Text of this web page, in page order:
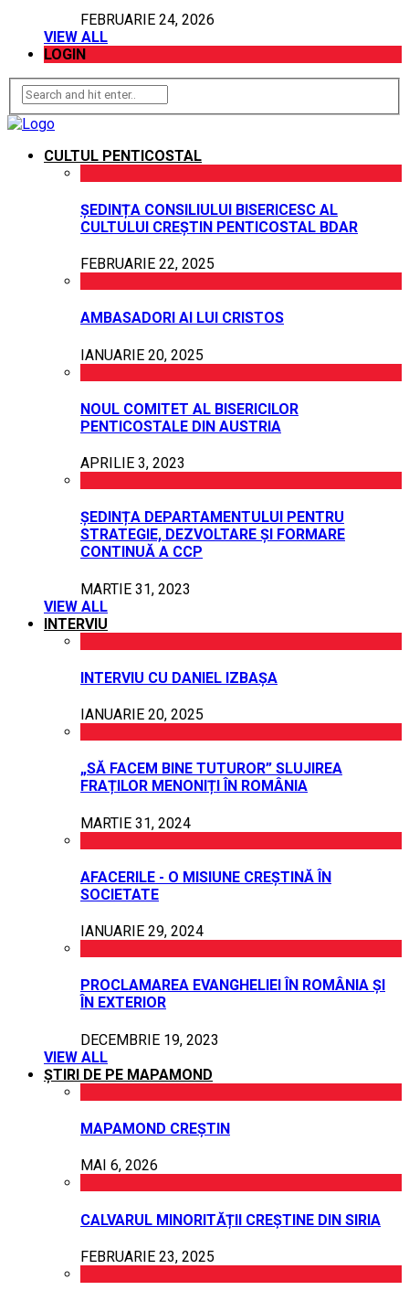
FEBRUARIE 24, 2026
VIEW ALL
LOGIN
CULTUL PENTICOSTAL
ȘEDINȚA CONSILIULUI BISERICESC AL
CULTULUI CREȘTIN PENTICOSTAL BDAR
FEBRUARIE 22, 2025
AMBASADORI AI LUI CRISTOS
IANUARIE 20, 2025
NOUL COMITET AL BISERICILOR
PENTICOSTALE DIN AUSTRIA
APRILIE 3, 2023
ȘEDINȚA DEPARTAMENTULUI PENTRU
STRATEGIE, DEZVOLTARE ȘI FORMARE
CONTINUĂ A CCP
MARTIE 31, 2023
VIEW ALL
INTERVIU
INTERVIU CU DANIEL IZBAȘA
IANUARIE 20, 2025
„SĂ FACEM BINE TUTUROR” SLUJIREA
FRAȚILOR MENONIȚI ÎN ROMÂNIA
MARTIE 31, 2024
AFACERILE - O MISIUNE CREȘTINĂ ÎN
SOCIETATE
IANUARIE 29, 2024
PROCLAMAREA EVANGHELIEI ÎN ROMÂNIA ȘI
ÎN EXTERIOR
DECEMBRIE 19, 2023
VIEW ALL
ȘTIRI DE PE MAPAMOND
MAPAMOND CREȘTIN
MAI 6, 2026
CALVARUL MINORITĂȚII CREȘTINE DIN SIRIA
FEBRUARIE 23, 2025